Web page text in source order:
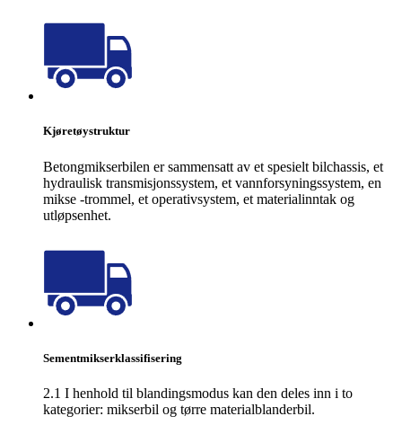
Kjøretøystruktur
Betongmikserbilen er sammensatt av et spesielt bilchassis, et
hydraulisk transmisjonssystem, et vannforsyningssystem, en
mikse -trommel, et operativsystem, et materialinntak og
utløpsenhet.
Sementmikserklassifisering
2.1 I henhold til blandingsmodus kan den deles inn i to
kategorier: mikserbil og tørre materialblanderbil.